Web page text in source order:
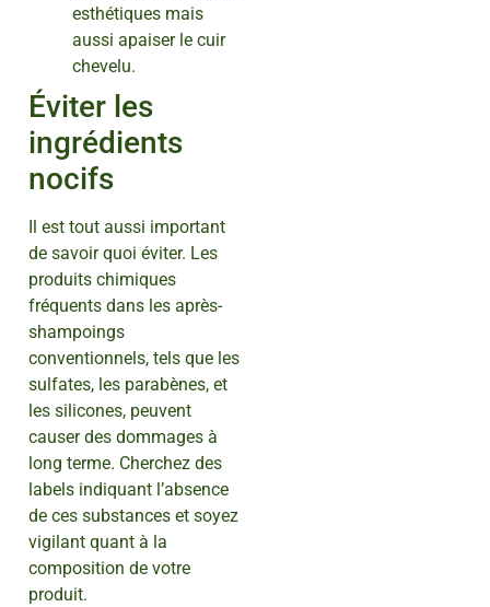
esthétiques mais
aussi apaiser le cuir
chevelu.
Éviter les
ingrédients
nocifs
Il est tout aussi important
de savoir quoi éviter. Les
produits chimiques
fréquents dans les après-
shampoings
conventionnels, tels que les
sulfates, les parabènes, et
les silicones, peuvent
causer des dommages à
long terme. Cherchez des
labels indiquant l’absence
de ces substances et soyez
vigilant quant à la
composition de votre
produit.